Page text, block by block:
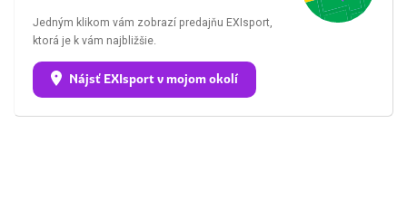
Jedným klikom vám zobrazí predajňu EXIsport,
ktorá je k vám najbližšie.
Nájsť EXIsport v mojom okolí